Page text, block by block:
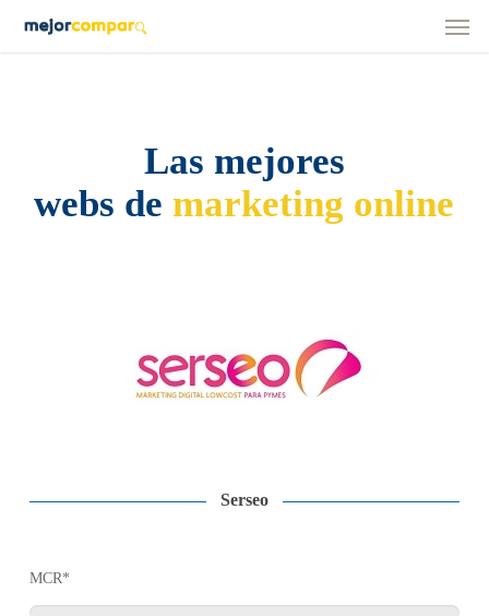
Menu
Las mejores
webs de marketing online
Serseo
MCR*